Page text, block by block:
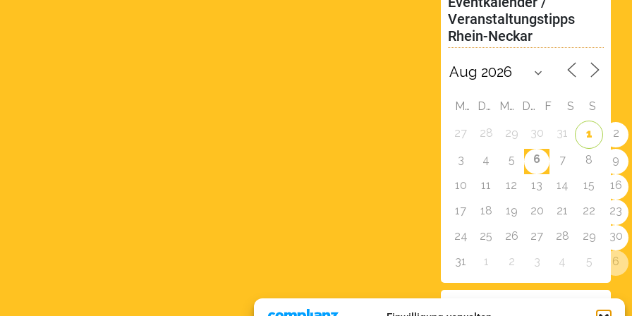
Veranstaltungstipps
Rhein-Neckar
M D M D F S
S
27
28 29 30 31 1
2
3
4 5 6 7 8
9
10
11 12 13 14 15
16
17
18 19 20 21 22
23
24
25 26 27 28 29
30
31
1 2 3 4 5 6